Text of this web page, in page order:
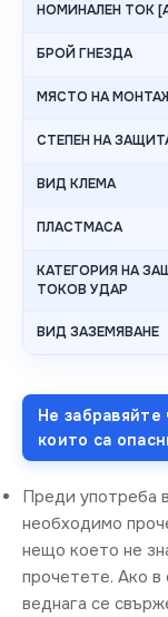
НОМИНАЛЕН ТОК
БРОЙ ГНЕЗДА
МЯСТО НА
СТЕПЕН НА
ВИД КЛЕМА
ПЛАСТМАСА
КАТЕГОРИЯ НА
ТОКОВ УДАР
ВИД ЗАЗЕМЯВАНЕ
Не
които са
Преди употреба
необходимо
нещо което не
прочетете. Ако в
веднага се